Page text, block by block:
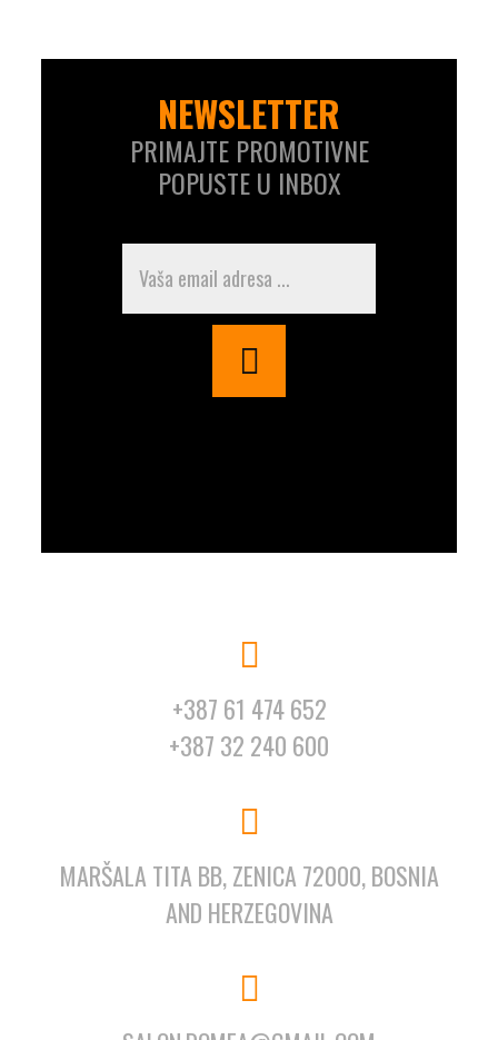
NEWSLETTER
PRIMAJTE PROMOTIVNE
POPUSTE U INBOX
+387 61 474 652
+387 32 240 600
MARŠALA TITA BB, ZENICA 72000, BOSNIA
AND HERZEGOVINA